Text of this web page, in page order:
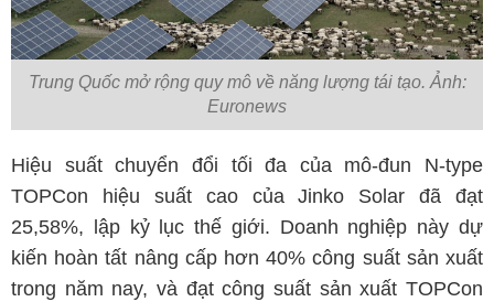
Trung Quốc mở rộng quy mô về năng lượng tái tạo. Ảnh:
Euronews
Hiệu suất chuyển đổi tối đa của mô-đun N-type
TOPCon hiệu suất cao của Jinko Solar đã đạt
25,58%, lập kỷ lục thế giới. Doanh nghiệp này dự
kiến hoàn tất nâng cấp hơn 40% công suất sản xuất
trong năm nay, và đạt công suất sản xuất TOPCon